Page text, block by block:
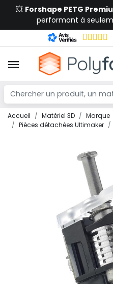
💥 Forshape PETG
performant à
Accueil Matériel 3D Marque
Pièces détachées Ultimaker